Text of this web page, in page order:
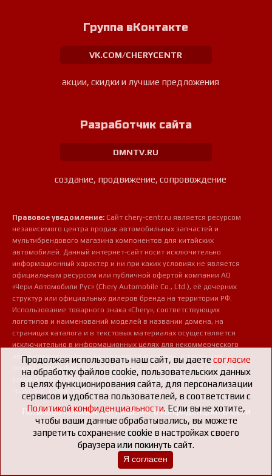
Группа вКонтакте
VK.COM/CHERYCENTR
акции, скидки и лучшие предложения
Разработчик сайта
DMNTV.RU
создание, продвижение, сопровождение
Правовое уведомление: Сайт chery-centr.ru является ресурсом
независимого центра продаж автомобильных запчастей и
мультибрендового магазина компонентов для китайских
автомобилей. Данный интернет-сайт носит исключительно
информационный характер и ни при каких условиях не является
официальным ресурсом или публичной офертой компании АО
«Чери Автомобили Рус» (Chery Automobile Co., Ltd.), её дочерних
структур или официальных дилеров бренда на территории РФ.
Использование товарного знака «Chery», соответствующих
логотипов и наименований моделей в названии домена, на
страницах каталога и в текстовых материалах осуществляется
исключительно в информационных целях для некоммерческого
обозначения профиля деятельности магазина, а также для
точной идентификации совместимости предлагаемых деталей,
узлов и сопутствующих аксессуаров с конкретными
транспортными средствами потребителей.
Пользовательское соглашение о конфиденциальности
Продолжая использовать наш сайт, вы даетесогласие
на обработку файлов cookie, пользовательских данных
в целях функционирования сайта, для персонализации
сервисов и удобства пользователей, в соответствии с
Политикой конфиденциальности. Если вы не хотите,
чтобы ваши данные обрабатывались, вы можете
запретить сохранение cookie в настройках своего
браузера или покинуть сайт.
Я согласен